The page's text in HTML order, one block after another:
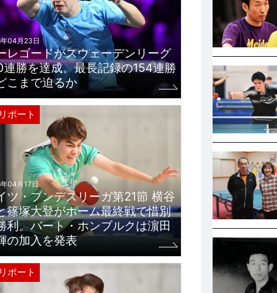
04月23日
レゴードがスウェーデンリーグ
連勝を達成。最長記録の154連勝
こまで迫るか
ポート
04月17日
ツ・ブンデスリーガ第21節 横谷
篠塚大登がホーム最終戦で惜別
利。バート・ホンブルクは濵田
の加入を発表
ポート